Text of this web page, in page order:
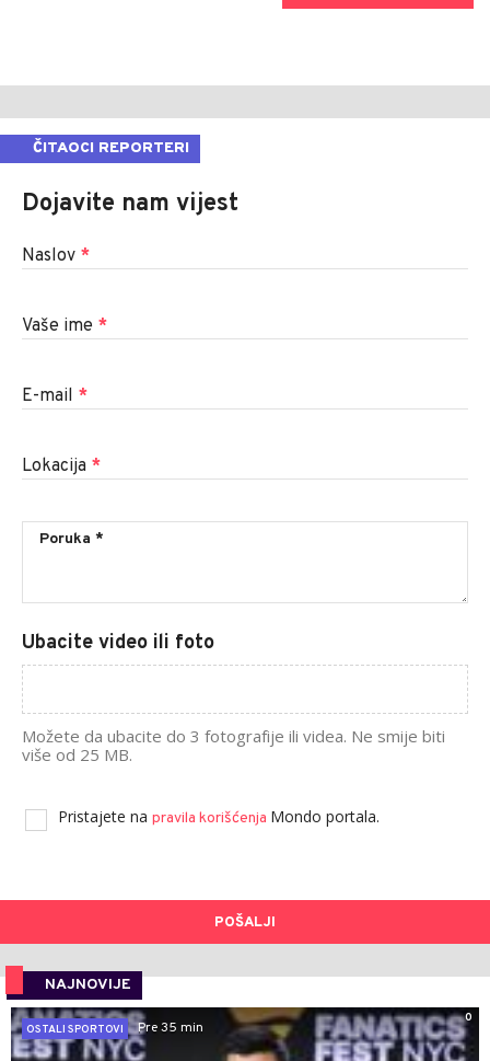
ČITAOCI REPORTERI
Dojavite nam vijest
Naslov *
Vaše ime *
E-mail *
Lokacija *
Ubacite video ili foto
Možete da ubacite do 3 fotografije ili videa. Ne smije biti
više od 25 MB.
Pristajete na pravila korišćenja Mondo portala.
POŠALJI
NAJNOVIJE
0
OSTALI SPORTOVI
Pre 35 min